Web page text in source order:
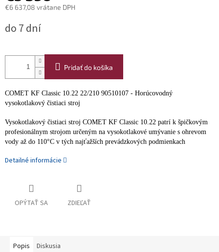
€6 637,08 vrátane DPH
cena:
do 7 dní
Pridať do košíka
COMET KF Classic 10.22 22/210 90510107 - Horúcovodný
vysokotlakový čistiaci stroj
Vysokotlakový čistiaci stroj COMET KF Classic 10.22 patrí k špičkovým
profesionálnym strojom určeným na vysokotlakové umývanie s ohrevom
vody až do 110°C v tých najťažších prevádzkových podmienkach
Detailné informácie
OPÝTAŤ SA ZDIEĽAŤ
Popis Diskusia